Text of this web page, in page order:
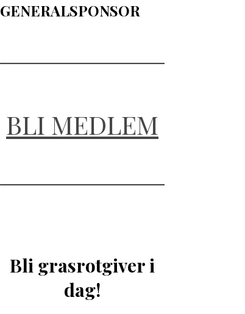
GENERALSPONSOR
BLI MEDLEM
Bli grasrotgiver i
dag!